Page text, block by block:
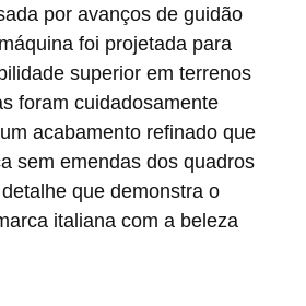
por avanços de guidão
foi projetada para
superior em terrenos
foram cuidadosamente
acabamento refinado que
sem emendas dos quadros
que demonstra o
italiana com a beleza